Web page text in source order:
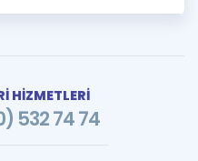
HİZMETLERİ
532 74 74